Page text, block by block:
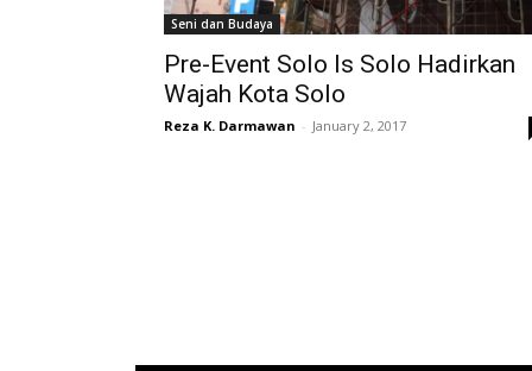
Seni dan Budaya
Pre-Event Solo Is Solo Hadirkan
Wajah Kota Solo
Reza K. Darmawan - January 2, 2017